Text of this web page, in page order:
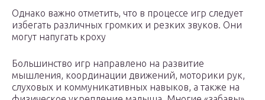
Однако важно отметить, что в процессе игр следует
избегать различных громких и резких звуков. Они
могут напугать кроху
Большинство игр направлено на развитие
мышления, координации движений, моторики рук,
слуховых и коммуникативных навыков, а также на